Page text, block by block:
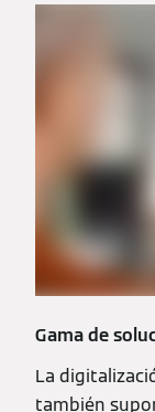
Gama de
La
también